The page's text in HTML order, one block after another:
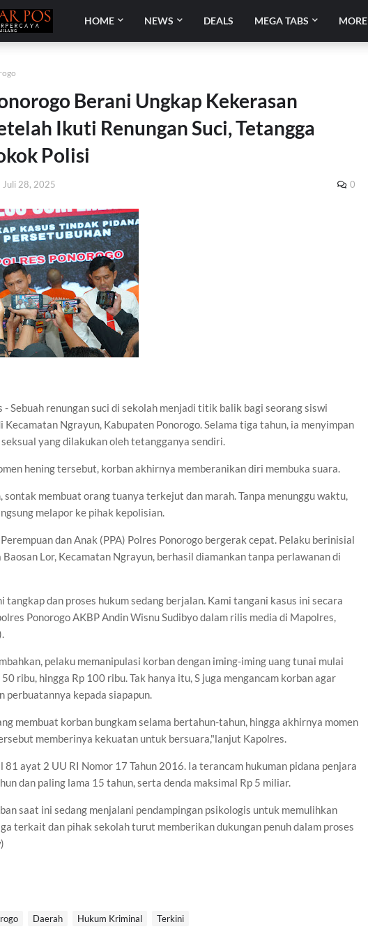
HOME NEWS DEALS MEGA TABS MORE
Berani Ungkap Kekerasan
Ikuti Renungan Suci, Tetangga
Polisi
Juli 28, 2025 0
- Sebuah renungan suci di sekolah menjadi titik balik bagi seorang siswi
Kecamatan Ngrayun, Kabupaten Ponorogo. Selama tiga tahun, ia menyimpan
yang dilakukan oleh tetangganya sendiri.
hening tersebut, korban akhirnya memberanikan diri membuka suara.
sontak membuat orang tuanya terkejut dan marah. Tanpa menunggu waktu,
melapor ke pihak kepolisian.
dan Anak (PPA) Polres Ponorogo bergerak cepat. Pelaku berinisial
Baosan Lor, Kecamatan Ngrayun, berhasil diamankan tanpa perlawanan di
tangkap dan proses hukum sedang berjalan. Kami tangani kasus ini secara
Ponorogo AKBP Andin Wisnu Sudibyo dalam rilis media di Mapolres,
pelaku memanipulasi korban dengan iming-iming uang tunai mulai
ribu, hingga Rp 100 ribu. Tak hanya itu, S juga mengancam korban agar
perbuatannya kepada siapapun.
membuat korban bungkam selama bertahun-tahun, hingga akhirnya momen
memberinya kekuatan untuk bersuara,"lanjut Kapolres.
81 ayat 2 UU RI Nomor 17 Tahun 2016. Ia terancam hukuman pidana penjara
dan paling lama 15 tahun, serta denda maksimal Rp 5 miliar.
saat ini sedang menjalani pendampingan psikologis untuk memulihkan
terkait dan pihak sekolah turut memberikan dukungan penuh dalam proses
Daerah Hukum Kriminal Terkini